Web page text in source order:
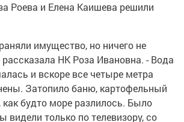
Роева и Елена Каишева решили
имущество, но ничего не
рассказала НК Роза Ивановна. - Вода
и вскоре все четыре метра
Затопило баню, картофельный
как будто море разлилось. Было
видели только по телевизору, со